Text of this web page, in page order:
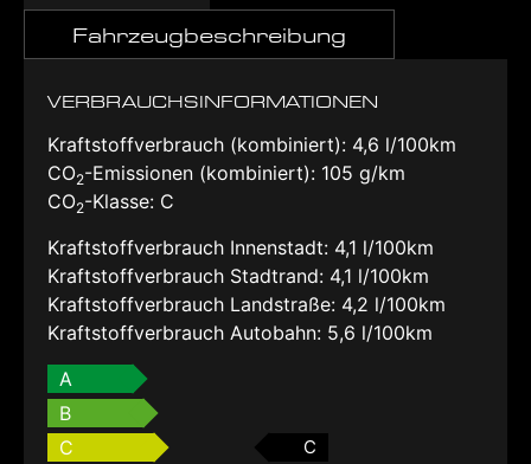
Fahrzeugbeschreibung
VERBRAUCHSINFORMATIONEN
Kraftstoffverbrauch (kombiniert): 4,6 l/100km
CO2-Emissionen (kombiniert): 105 g/km
CO2-Klasse: C
Kraftstoffverbrauch Innenstadt: 4,1 l/100km
Kraftstoffverbrauch Stadtrand: 4,1 l/100km
Kraftstoffverbrauch Landstraße: 4,2 l/100km
Kraftstoffverbrauch Autobahn: 5,6 l/100km
A
B
C
C